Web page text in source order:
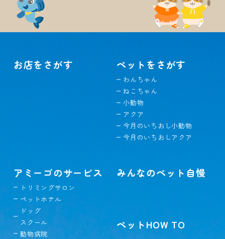
お店をさがす ペットをさがす
わんちゃん
ねこちゃん
小動物
アクア
今月のいちおし小動物
今月のいちおしアクア
アミーゴのサービス
トリミングサロン
ペットホテル
ドッグ
スクール
動物病院
みんなのペット自慢
ペットHOW TO